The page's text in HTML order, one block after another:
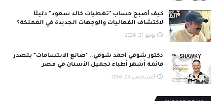
كيف أصبح حساب "تغطيات خالد سعود" دليلًا
لاكتشاف الفعاليات والوجهات الجديدة في المملكة؟
يوليو 31, 2026
دكتور شوقي أحمد شوقي.. "صانع الابتسامات" يتصدر
قائمة أشهر أطباء تجميل الأسنان في مصر
أغسطس 05, 2026